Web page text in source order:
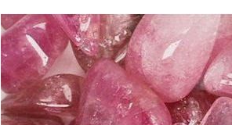
LO
QUE
DEBES
SABER
DEL